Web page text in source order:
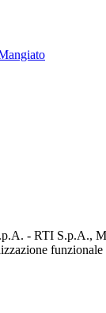
- RTI S.p.A.,